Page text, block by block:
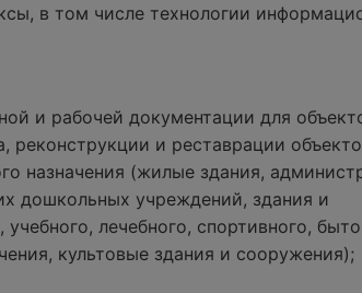
в том числе технологии
и рабочей документации для
реконструкции и реставрации
назначения (жилые здания,
дошкольных учреждений, здания и
лечебного, спортивного,
культовые здания и сооружения);